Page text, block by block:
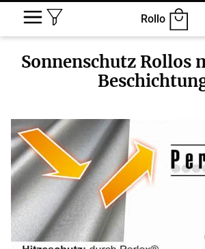
Rollo
Sonnenschutz Rollos